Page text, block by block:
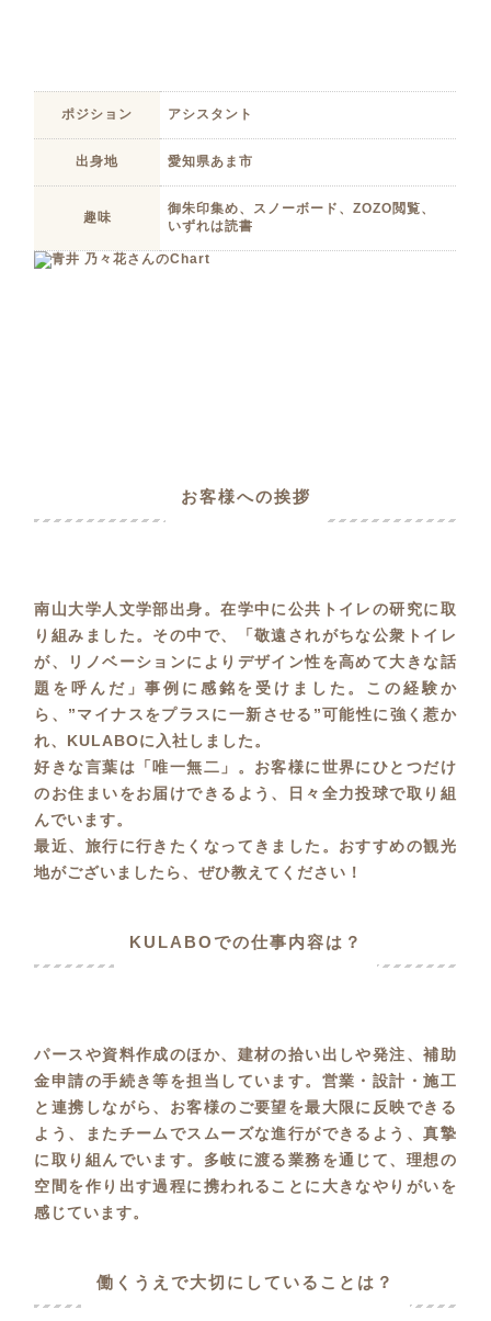
ポジション アシスタント
出身地 愛知県あま市
趣味
御朱印集め、スノーボード、ZOZO閲覧、
いずれは読書
お客様への挨拶
南山大学人文学部出身。在学中に公共トイレの研究に取
り組みました。その中で、「敬遠されがちな公衆トイレ
が、リノベーションによりデザイン性を高めて大きな話
題を呼んだ」事例に感銘を受けました。この経験か
ら、”マイナスをプラスに一新させる”可能性に強く惹か
れ、KULABOに入社しました。
好きな言葉は「唯一無二」。お客様に世界にひとつだけ
のお住まいをお届けできるよう、日々全力投球で取り組
んでいます。
最近、旅行に行きたくなってきました。おすすめの観光
地がございましたら、ぜひ教えてください！
KULABOでの仕事内容は？
パースや資料作成のほか、建材の拾い出しや発注、補助
金申請の手続き等を担当しています。営業・設計・施工
と連携しながら、お客様のご要望を最大限に反映できる
よう、またチームでスムーズな進行ができるよう、真摯
に取り組んでいます。多岐に渡る業務を通じて、理想の
空間を作り出す過程に携われることに大きなやりがいを
感じています。
働くうえで大切にしていることは？